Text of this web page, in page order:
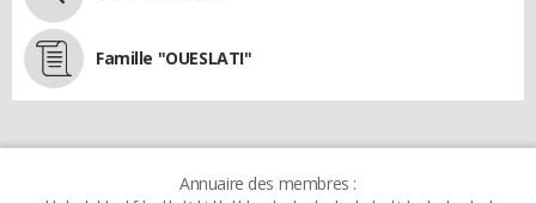
Famille "OUESLATI"
Annuaire des membres :